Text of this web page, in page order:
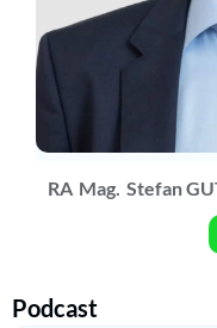
RA Mag. Stefan
Podcast